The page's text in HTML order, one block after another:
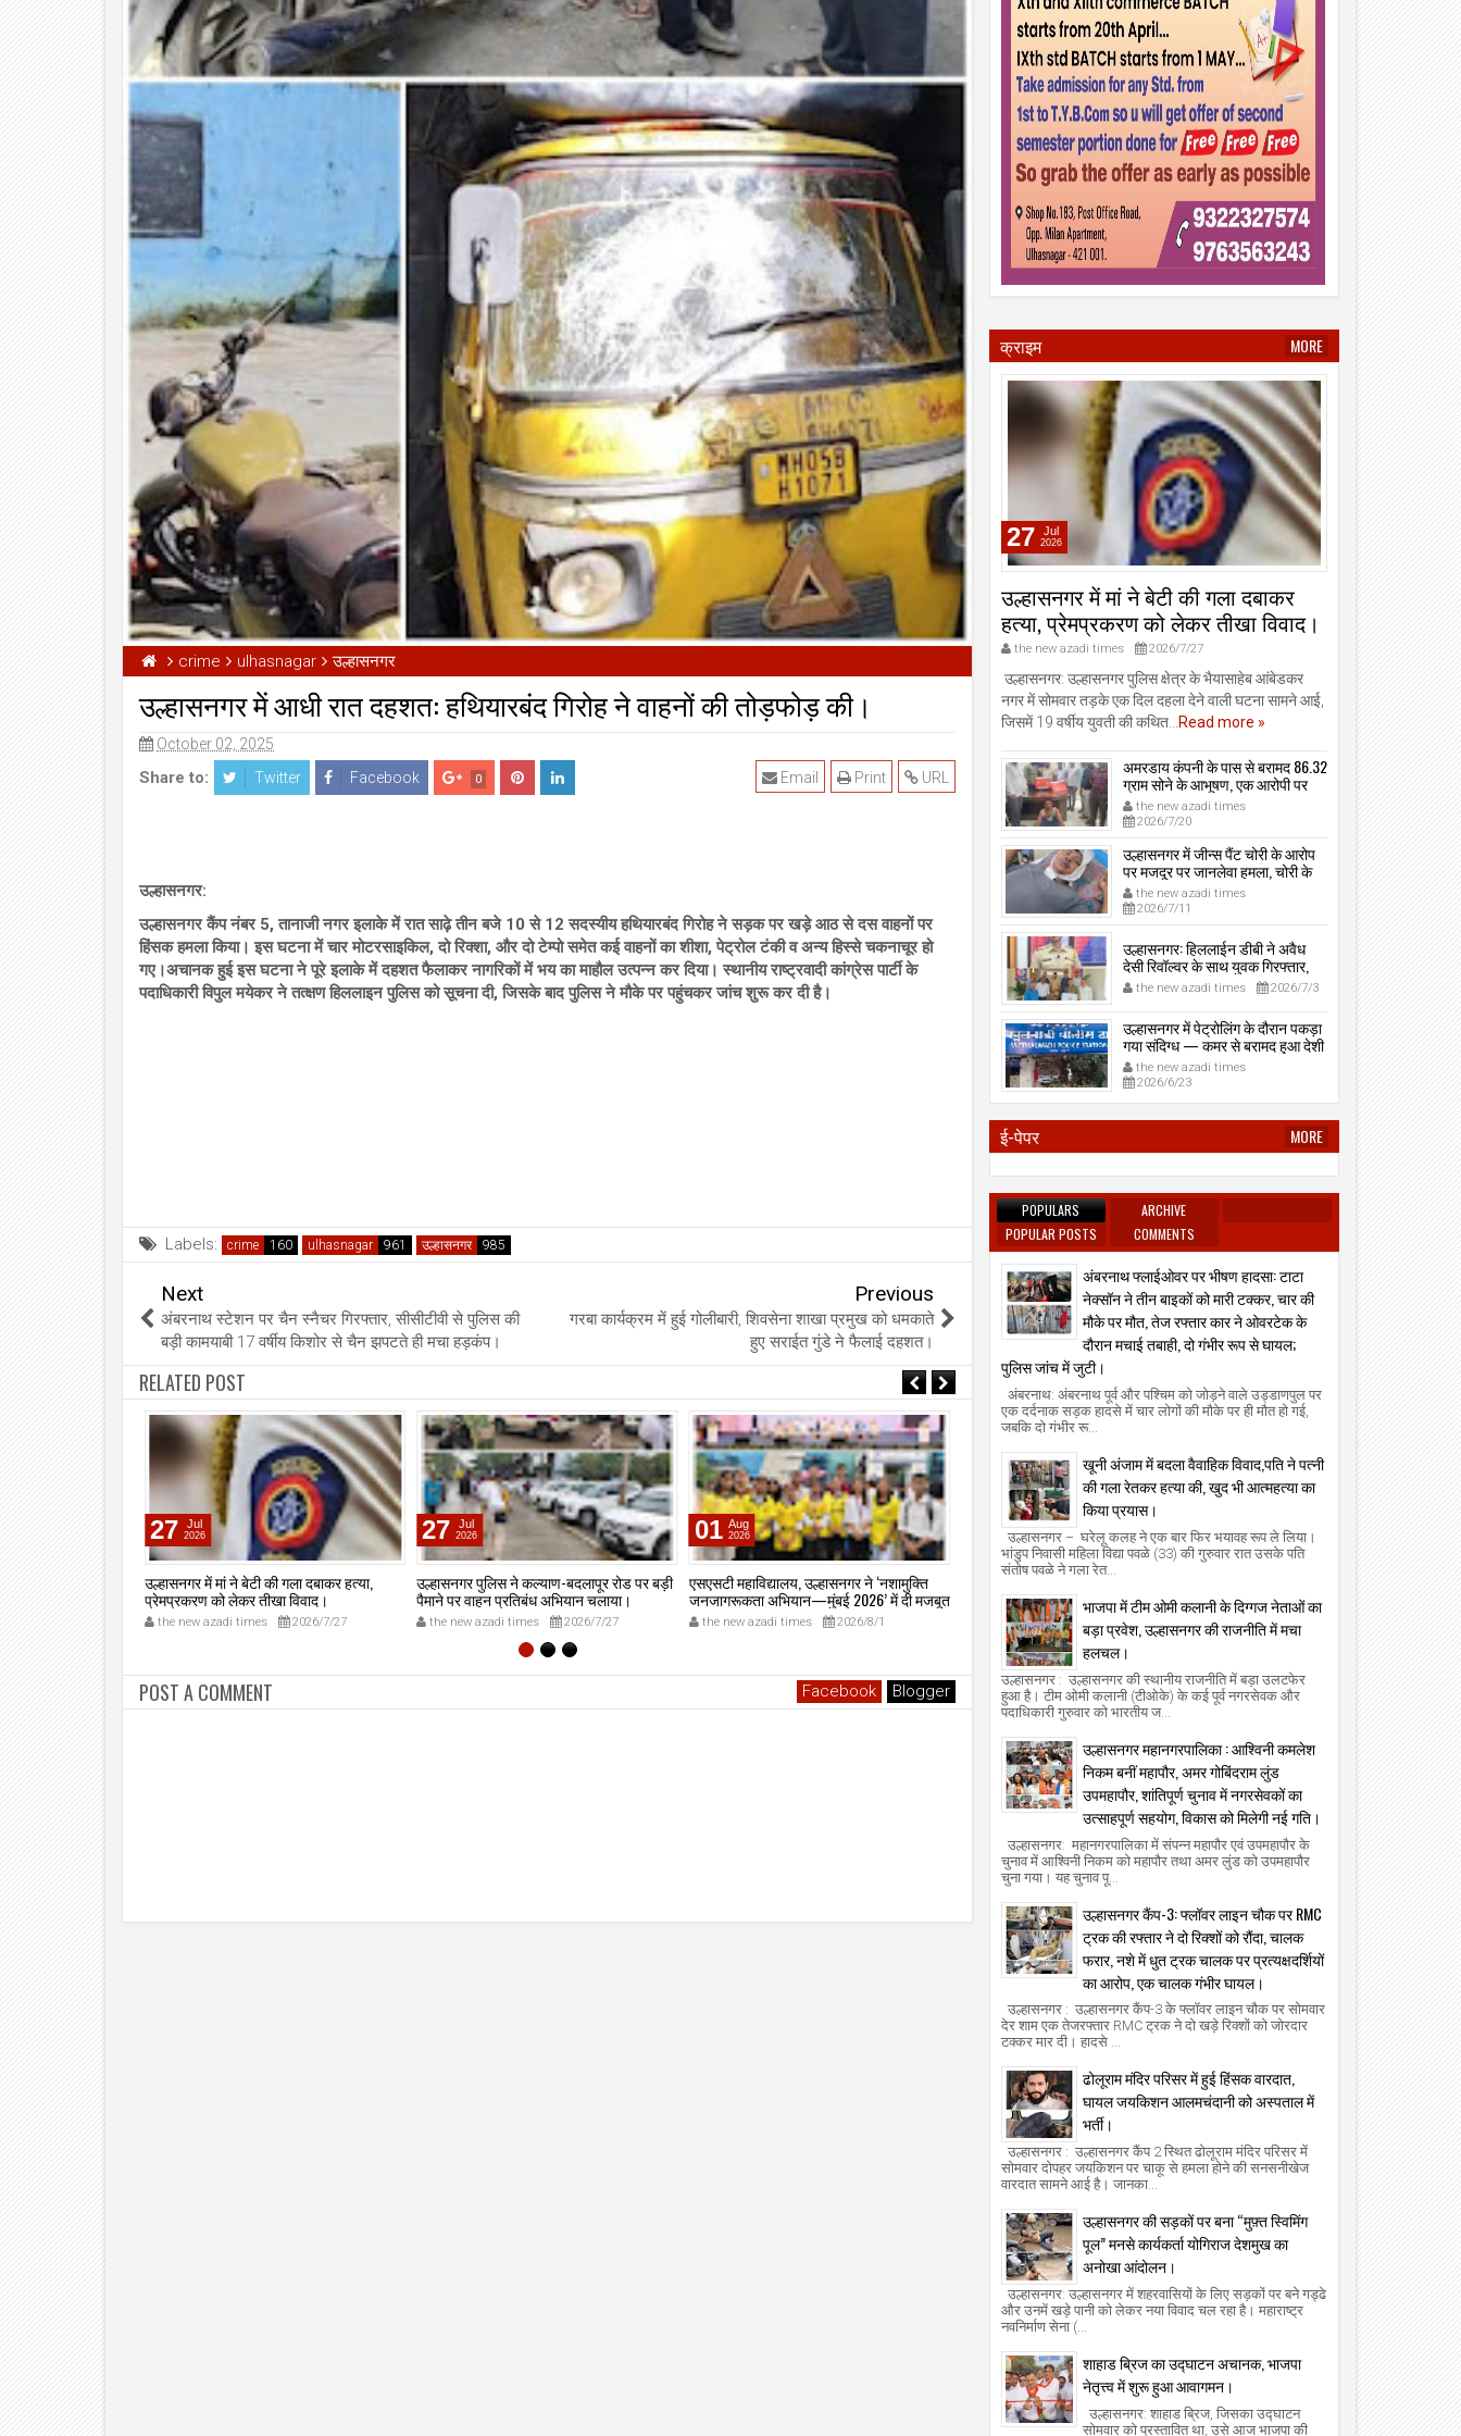
crime ulhasnagar उल्हासनगर
उल्हासनगर में आधी रात दहशत: हथियारबंद गिरोह ने वाहनों की तोड़फोड़ की।
October 02, 2025
Share to: Twitter Facebook 0 URL
Print
Email
उल्हासनगर:
उल्हासनगर कैंप नंबर 5, तानाजी नगर इलाके में रात साढ़े तीन बजे 10 से 12 सदस्यीय हथियारबंद गिरोह ने सड़क पर खड़े आठ से दस वाहनों पर
हिंसक हमला किया। इस घटना में चार मोटरसाइकिल, दो रिक्शा, और दो टेम्पो समेत कई वाहनों का शीशा, पेट्रोल टंकी व अन्य हिस्से चकनाचूर हो
गए।अचानक हुई इस घटना ने पूरे इलाके में दहशत फैलाकर नागरिकों में भय का माहौल उत्पन्न कर दिया। स्थानीय राष्ट्रवादी कांग्रेस पार्टी के
पदाधिकारी विपुल मयेकर ने तत्क्षण हिललाइन पुलिस को सूचना दी, जिसके बाद पुलिस ने मौके पर पहुंचकर जांच शुरू कर दी है।
Labels: crime ulhasnagar उल्हासनगर
Next
अंबरनाथ स्टेशन पर चैन स्नैचर गिरफ्तार, सीसीटीवी से पुलिस की
बड़ी कामयाबी 17 वर्षीय किशोर से चैन झपटते ही मचा हड़कंप।
Previous
गरबा कार्यक्रम में हुई गोलीबारी, शिवसेना शाखा प्रमुख को धमकाते
हुए सराईत गुंडे ने फैलाई दहशत।
RELATED POST
27 Jul
2026
उल्हासनगर में मां ने बेटी की गला दबाकर हत्या,
प्रेमप्रकरण को लेकर तीखा विवाद।
the new azadi times 2026/7/27
27 Jul
2026
उल्हासनगर पुलिस ने कल्याण-बदलापूर रोड पर बड़ी
पैमाने पर वाहन प्रतिबंध अभियान चलाया।
the new azadi times 2026/7/27
01 Aug
2026
एसएसटी महाविद्यालय, उल्हासनगर ने ‘नशामुक्ति
जनजागरूकता अभियान—मुंबई 2026’ में दी मजबूत
मौजूदगी, मुख्यमंत्री देवेंद्र फडणवीस की मौजूदगी में
मुंबई के एनएससीआई डोम में आयोजित शपथ ग्रहण
गया; छात्रों ने प्रत्यक्ष व ऑनलाइन हिस्सेदारी कर
समाज में नशामुक्ति का संदेश फैलाया।
the new azadi times 2026/8/1
Aug
2026
उल्हासनगर म्यूनिसिपल कमिश्नर मनिषा आव्हाळे ने
स्कूल नं. 24 का "घे भरारी" कार्यक्रम का निरीक्षण
the new azadi times 2026/8/1
06 2026
खिलाडियों ने जिला व राज्य स्तर पर दबदबा
कई पदक साथ लेकर लौटे।
the new azadi times
POST A COMMENT Facebook Blogger
क्राइम MORE
27 Jul
2026
उल्हासनगर में मां ने बेटी की गला दबाकर
हत्या, प्रेमप्रकरण को लेकर तीखा विवाद।
the new azadi times 2026/7/27
उल्हासनगर: उल्हासनगर पुलिस क्षेत्र के भैयासाहेब आंबेडकर
नगर में सोमवार तड़के एक दिल दहला देने वाली घटना सामने आई,
जिसमें 19 वर्षीय युवती की कथित...Read more »
अमरडाय कंपनी के पास से बरामद 86.32
ग्राम सोने के आभूषण, एक आरोपी पर
मामला दर्ज, उल्हासनगर-भायखळा पुलिस
ने घरफोड़ियों के संबंध में एक आरोपी से
महत्वपूर्ण पूछताछ के बाद आरोपी के साथी
के ठिकाने से 10,90,261 रुपये मूल्य के
सोने के आभूषण बरामद किए।
the new azadi times
2026/7/20
उल्हासनगर में जीन्स पैंट चोरी के आरोप
पर मजदूर पर जानलेवा हमला, चोरी के
संदेह में किडनैप कर कराई पिटाई, मजदूर
गंभीर रूप से जख्मी।
the new azadi times
2026/7/11
उल्हासनगर: हिललाईन डीबी ने अवैध
देसी रिवॉल्वर के साथ युवक गिरफ्तार,
प्रेमनगर टेकडी से देसी रिवॉल्वर व
काडतूस जप्त, इलीगल हथियार साथ
पकड़ा गया युवक एक दिन की पोलीस
कोठडी में।
the new azadi times 2026/7/3
उल्हासनगर में पेट्रोलिंग के दौरान पकड़ा
गया संदिग्ध — कमर से बरामद हुआ देशी
रिवॉल्वर।
the new azadi times
2026/6/23
ई-पेपर MORE
POPULARS
ARCHIVE
POPULAR POSTS
COMMENTS
अंबरनाथ फ्लाईओवर पर भीषण हादसा: टाटा
नेक्सॉन ने तीन बाइकों को मारी टक्कर, चार की
मौके पर मौत, तेज रफ्तार कार ने ओवरटेक के
दौरान मचाई तबाही, दो गंभीर रूप से घायल;
पुलिस जांच में जुटी।
अंबरनाथ: अंबरनाथ पूर्व और पश्चिम को जोड़ने वाले उड्डाणपुल पर
एक दर्दनाक सड़क हादसे में चार लोगों की मौके पर ही मौत हो गई,
जबकि दो गंभीर रू...
खूनी अंजाम में बदला वैवाहिक विवाद,पति ने पत्नी
की गला रेतकर हत्या की, खुद भी आत्महत्या का
किया प्रयास।
उल्हासनगर – घरेलू कलह ने एक बार फिर भयावह रूप ले लिया।
भांडुप निवासी महिला विद्या पवळे (33) की गुरुवार रात उसके पति
संतोष पवळे ने गला रेत...
भाजपा में टीम ओमी कलानी के दिग्गज नेताओं का
बड़ा प्रवेश, उल्हासनगर की राजनीति में मचा
हलचल।
उल्हासनगर : उल्हासनगर की स्थानीय राजनीति में बड़ा उलटफेर
हुआ है। टीम ओमी कलानी (टीओके) के कई पूर्व नगरसेवक और
पदाधिकारी गुरुवार को भारतीय ज...
उल्हासनगर महानगरपालिका : आश्विनी कमलेश
निकम बनीं महापौर, अमर गोबिंदराम लुंड
उपमहापौर, शांतिपूर्ण चुनाव में नगरसेवकों का
उत्साहपूर्ण सहयोग, विकास को मिलेगी नई गति।
उल्हासनगर: महानगरपालिका में संपन्न महापौर एवं उपमहापौर के
चुनाव में आश्विनी निकम को महापौर तथा अमर लुंड को उपमहापौर
चुना गया। यह चुनाव पू...
उल्हासनगर कैंप-3: फ्लॉवर लाइन चौक पर RMC
ट्रक की रफ्तार ने दो रिक्शों को रौंदा, चालक
फरार, नशे में धुत ट्रक चालक पर प्रत्यक्षदर्शियों
का आरोप, एक चालक गंभीर घायल।
उल्हासनगर : उल्हासनगर कैंप-3 के फ्लॉवर लाइन चौक पर सोमवार
देर शाम एक तेजरफ्तार RMC ट्रक ने दो खड़े रिक्शों को जोरदार
टक्कर मार दी। हादसे ...
ढोलूराम मंदिर परिसर में हुई हिंसक वारदात,
घायल जयकिशन आलमचंदानी को अस्पताल में
भर्ती।
उल्हासनगर : उल्हासनगर कैंप 2 स्थित ढोलूराम मंदिर परिसर में
सोमवार दोपहर जयकिशन पर चाकू से हमला होने की सनसनीखेज
वारदात सामने आई है। जानका...
उल्हासनगर की सड़कों पर बना “मुफ़्त स्विमिंग
पूल” मनसे कार्यकर्ता योगिराज देशमुख का
अनोखा आंदोलन।
उल्हासनगर: उल्हासनगर में शहरवासियों के लिए सड़कों पर बने गड्ढे
और उनमें खड़े पानी को लेकर नया विवाद चल रहा है। महाराष्ट्र
नवनिर्माण सेना (...
शाहाड ब्रिज का उद्घाटन अचानक, भाजपा
नेतृत्त्व में शुरू हुआ आवागमन।
उल्हासनगर: शाहाड ब्रिज, जिसका उद्घाटन
सोमवार को प्रस्तावित था, उसे आज भाजपा की